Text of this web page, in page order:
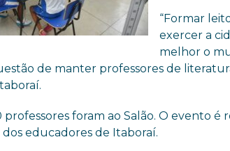
“Formar
exercer a
melhor o
de manter professores de
professores foram ao Salão. O evento
educadores de Itaboraí.